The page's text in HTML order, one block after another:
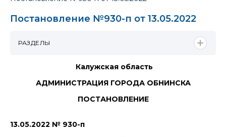
Постановление №930-п от 13.05.2022
Калужская область
АДМИНИСТРАЦИЯ ГОРОДА ОБНИНСКА
ПОСТАНОВЛЕНИЕ
13.05.2022 № 930-п
РАЗДЕЛЫ